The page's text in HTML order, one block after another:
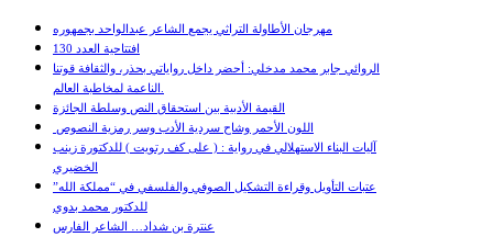
مهرجان الأطاولة التراثي يجمع الشاعر عبدالواحد بجمهوره
افتتاحية العدد 130
الروائي جابر محمد مدخلي: أحضر داخل رواياتي بحذر، والثقافة قوتنا
القيمة الأدبية بين استحقاق النص وسلطة الجائزة
​ اللون الأحمر وشاح سردية الأدب وسر رمزية النصوص
آليات البناء الاستهلالي في رواية : ( على كف رتويت ) للدكتورة زينب
الخضيري
عتبات التأويل وقراءة التشكيل الصوفي والفلسفي في “مملكة الله”
للدكتور محمد بدوي
عنترة بن شداد… الشاعر الفارس